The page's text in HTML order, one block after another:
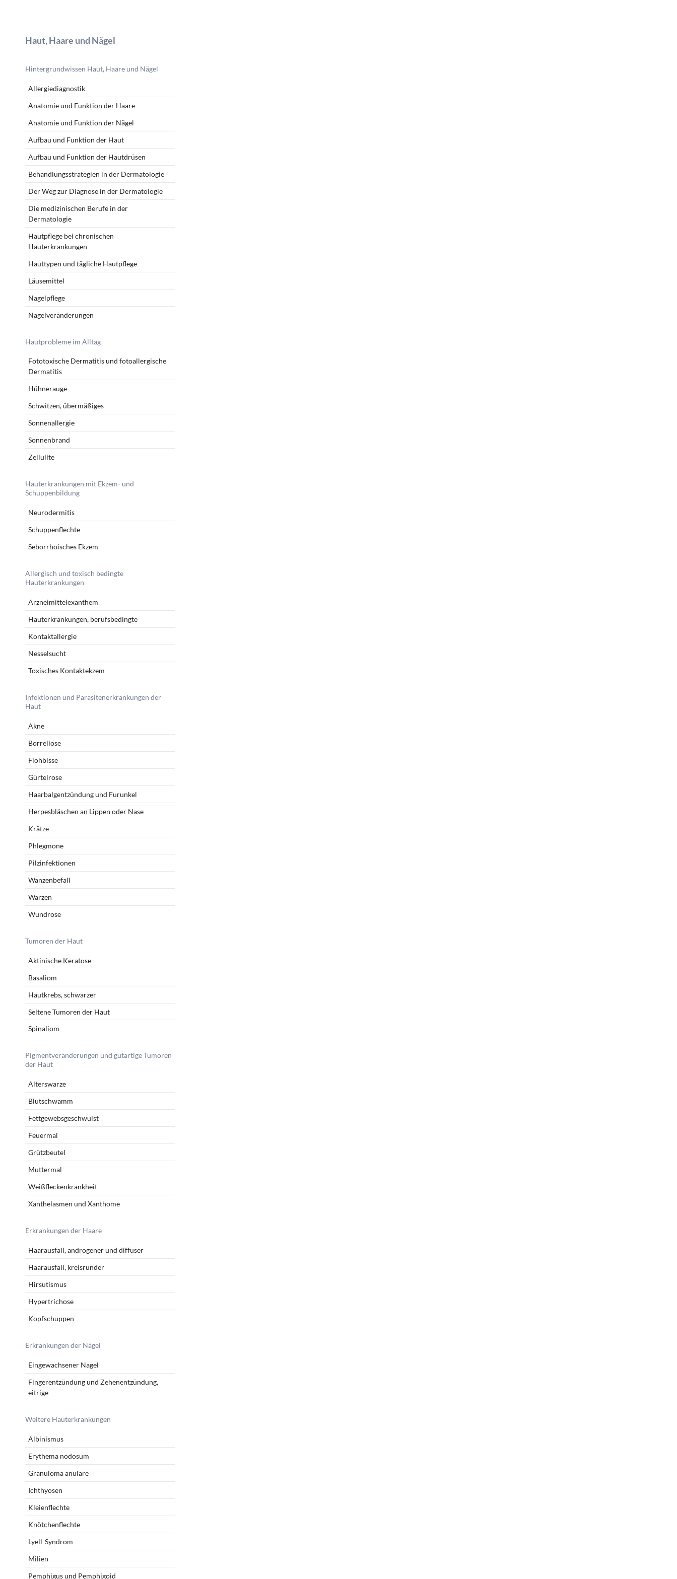
Navigation
Haut, Haare und Nägel
Hintergrundwissen Haut, Haare und Nägel
Allergiediagnostik
Anatomie und Funktion der Haare
Anatomie und Funktion der Nägel
Aufbau und Funktion der Haut
Aufbau und Funktion der Hautdrüsen
Behandlungsstrategien in der Dermatologie
Der Weg zur Diagnose in der Dermatologie
Die medizinischen Berufe in der
Dermatologie
Hautpflege bei chronischen
Hauterkrankungen
Hauttypen und tägliche Hautpflege
Läusemittel
Nagelpflege
Nagelveränderungen
Hautprobleme im Alltag
Fototoxische Dermatitis und fotoallergische
Dermatitis
Hühnerauge
Schwitzen, übermäßiges
Sonnenallergie
Sonnenbrand
Zellulite
Hauterkrankungen mit Ekzem- und
Schuppenbildung
Neurodermitis
Schuppenflechte
Seborrhoisches Ekzem
Allergisch und toxisch bedingte
Hauterkrankungen
Arzneimittelexanthem
Hauterkrankungen, berufsbedingte
Kontaktallergie
Nesselsucht
Toxisches Kontaktekzem
Infektionen und Parasitenerkrankungen der
Haut
Akne
Borreliose
Flohbisse
Gürtelrose
Haarbalgentzündung und Furunkel
Herpesbläschen an Lippen oder Nase
Krätze
Phlegmone
Pilzinfektionen
Wanzenbefall
Warzen
Wundrose
Tumoren der Haut
Aktinische Keratose
Basaliom
Hautkrebs, schwarzer
Seltene Tumoren der Haut
Spinaliom
Pigmentveränderungen und gutartige Tumoren
der Haut
Alterswarze
Blutschwamm
Fettgewebsgeschwulst
Feuermal
Grützbeutel
Muttermal
Weißfleckenkrankheit
Xanthelasmen und Xanthome
Erkrankungen der Haare
Haarausfall, androgener und diffuser
Haarausfall, kreisrunder
Hirsutismus
Hypertrichose
Kopfschuppen
Erkrankungen der Nägel
Eingewachsener Nagel
Fingerentzündung und Zehenentzündung,
eitrige
Weitere Hauterkrankungen
Albinismus
Erythema nodosum
Granuloma anulare
Ichthyosen
Kleienflechte
Knötchenflechte
Lyell-Syndrom
Milien
Pemphigus und Pemphigoid